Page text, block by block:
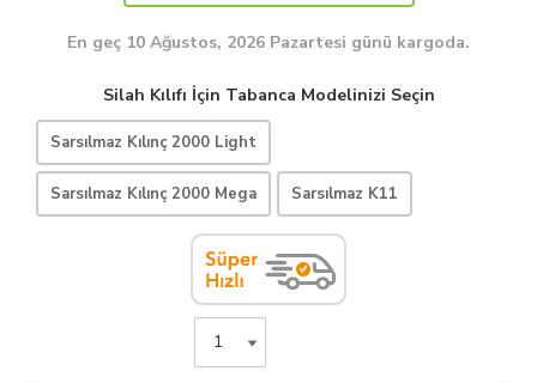
En geç 10 Ağustos, 2026 Pazartesi günü kargoda.
Silah Kılıfı İçin Tabanca Modelinizi Seçin
Sarsılmaz Kılınç 2000 Light
Sarsılmaz Kılınç 2000 Mega Sarsılmaz K11